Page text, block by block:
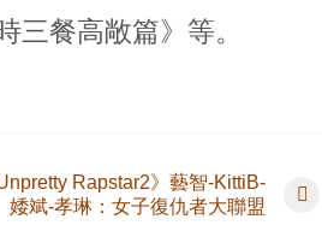
三餐高敞篇》等。
Unpretty Rapstar2》藝智-KittiB-
婑斌-孝琳：女子復仇者大聯盟